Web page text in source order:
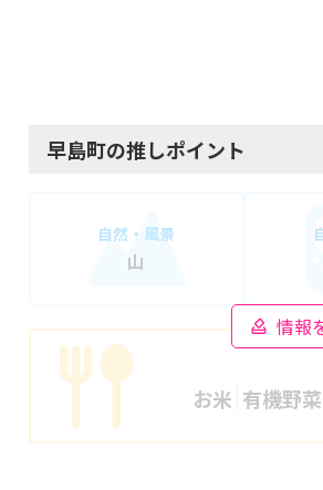
早島町の推しポイント
情報
自然・風景
山
お米 有機野菜